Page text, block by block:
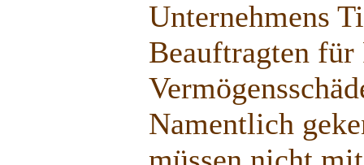
Unternehmens
Beauftragten für
Namentlich